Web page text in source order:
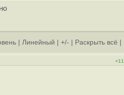
Линейный +/- Раскрыть всё
+11